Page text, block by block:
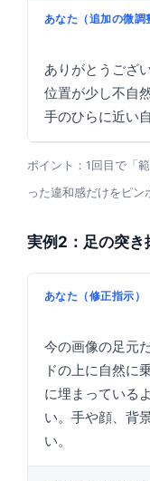
あなた（追加の微調
ありがとうござ
位置が少し不自
手のひらに近い
ポイント：1回目で「
った違和感だけをピン
実例2：足の突き
あなた（修正指示）
今の画像の足元
ドの上に自然に
に埋まっている
い。手や顔、背
い。